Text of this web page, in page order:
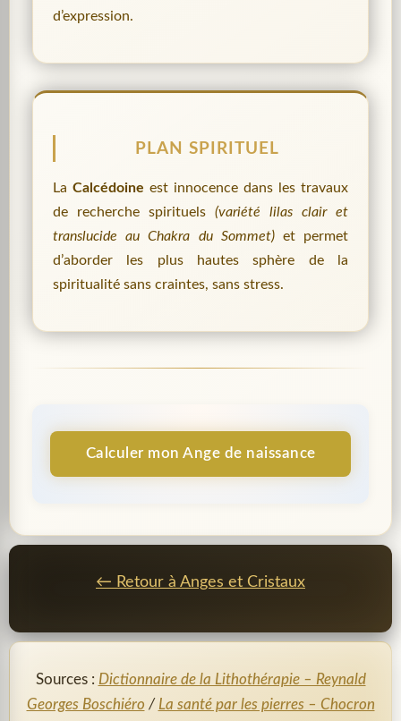
d’expression.
PLAN SPIRITUEL
La Calcédoine est innocence dans les travaux
de recherche spirituels (variété lilas clair et
translucide au Chakra du Sommet)et permet
d’aborder les plus hautes sphère de la
spiritualité sans craintes, sans stress.
Calculer mon Ange de naissance
← Retour à Anges et Cristaux
Sources : Dictionnaire de la Lithothérapie – Reynald
Georges Boschiéro / La santé par les pierres – Chocron